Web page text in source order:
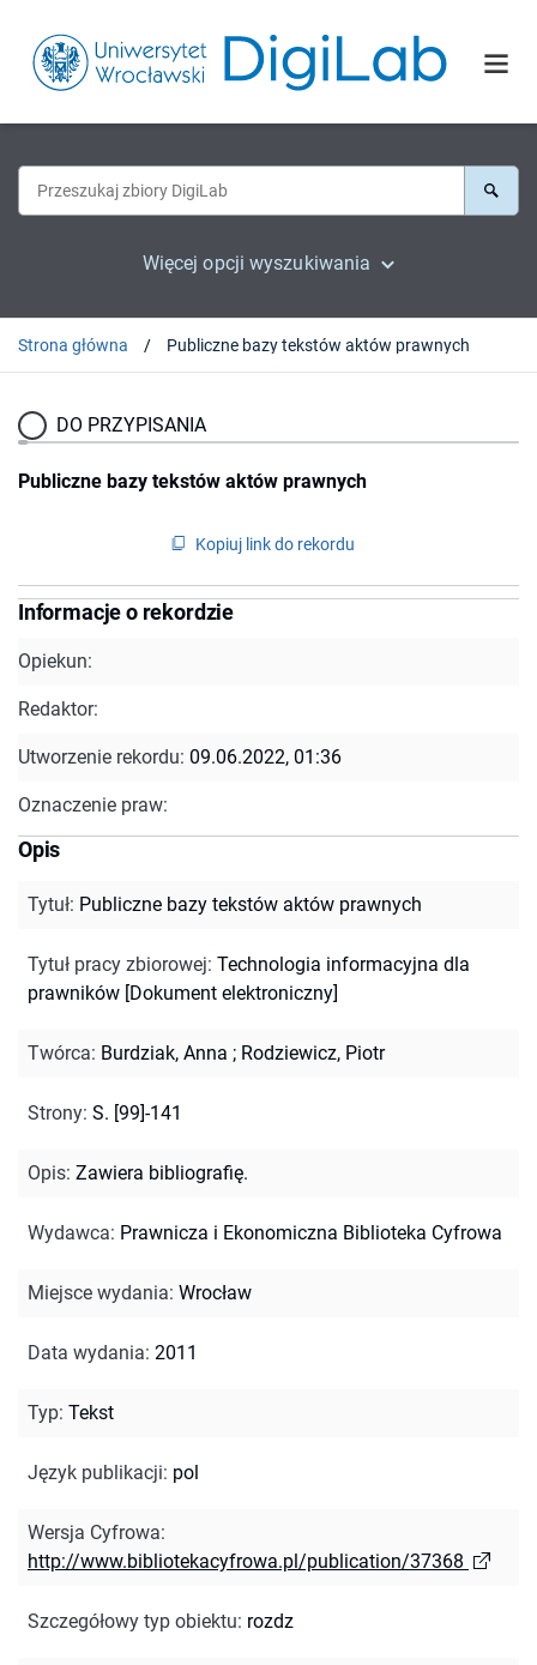
Więcej opcji wyszukiwania
Strona główna Publiczne bazy tekstów aktów prawnych
DO PRZYPISANIA
Publiczne bazy tekstów aktów prawnych
Kopiuj link do rekordu
Informacje o rekordzie
Opiekun:
Redaktor:
Utworzenie rekordu: 09.06.2022, 01:36
Oznaczenie praw:
Opis
Tytuł: Publiczne bazy tekstów aktów prawnych
Tytuł pracy zbiorowej: Technologia informacyjna dla
prawników [Dokument elektroniczny]
Twórca: Burdziak, Anna ; Rodziewicz, Piotr
Strony: S. [99]-141
Opis: Zawiera bibliografię.
Wydawca: Prawnicza i Ekonomiczna Biblioteka Cyfrowa
Miejsce wydania: Wrocław
Data wydania: 2011
Typ: Tekst
Język publikacji: pol
Wersja Cyfrowa:
http://www.bibliotekacyfrowa.pl/publication/37368
Szczegółowy typ obiektu: rozdz